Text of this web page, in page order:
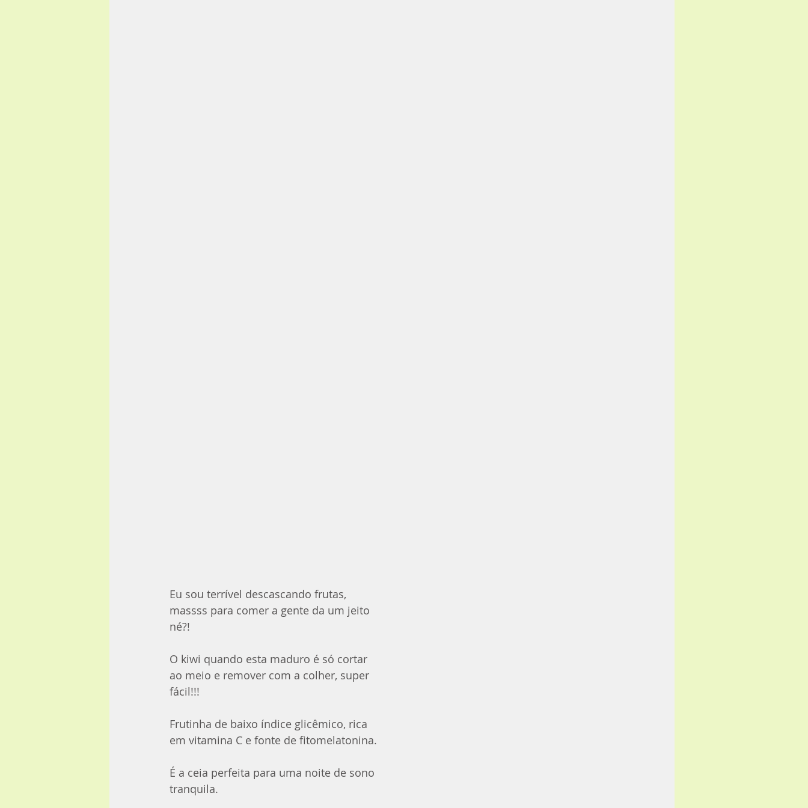
Eu sou terrível descascando frutas,
massss para comer a gente da um jeito
né?!
O kiwi quando esta maduro é só cortar
ao meio e remover com a colher, super
fácil!!!
Frutinha de baixo índice glicêmico, rica
em vitamina C e fonte de fitomelatonina.
É a ceia perfeita para uma noite de sono
tranquila.